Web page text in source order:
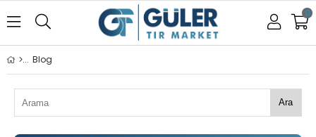
0
Blog
Ara